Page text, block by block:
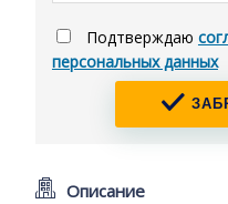
Подтверждаю
персональных данных
Описание